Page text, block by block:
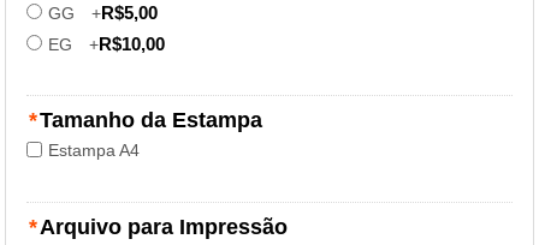
GG
+R$5,00
EG +R$10,00
*Tamanho da Estampa
Estampa A4
*Arquivo para Impressão